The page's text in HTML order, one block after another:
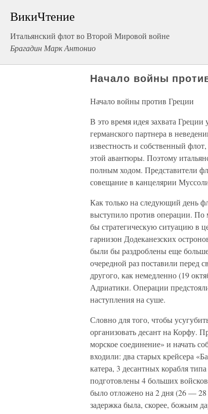
ВикиЧтение
Итальянский флот во Второй Мировой войне
Брагадин Марк Антонио
Начало войны
Начало войны против Греции
В это время идея захвата
германского партнера в
известность и собственный
этой авантюры. Поэтому
полным ходом. Представители
совещание в канцелярии
Как только на следующий день
выступило против операции. По
бы стратегическую ситуацию в
гарнизон Додеканезских
были бы раздроблены еще
очередной раз поставили перед
другого, как немедленно (19
Адриатики. Операции
наступления на суше.
Словно для того, чтобы
организовать десант на Корфу.
морское соединение» и начать
входили: два старых крейсера
катера, 3 десантных корабля
подготовлены 4 больших
было отложено на 2 дня (26 — 28
задержка была, скорее, божьим